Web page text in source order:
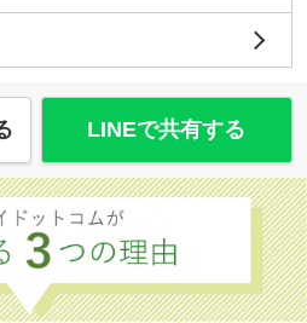
LINEで共有する